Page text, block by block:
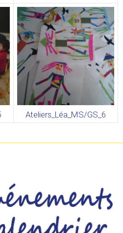
Ateliers_Léa_MS/GS_6